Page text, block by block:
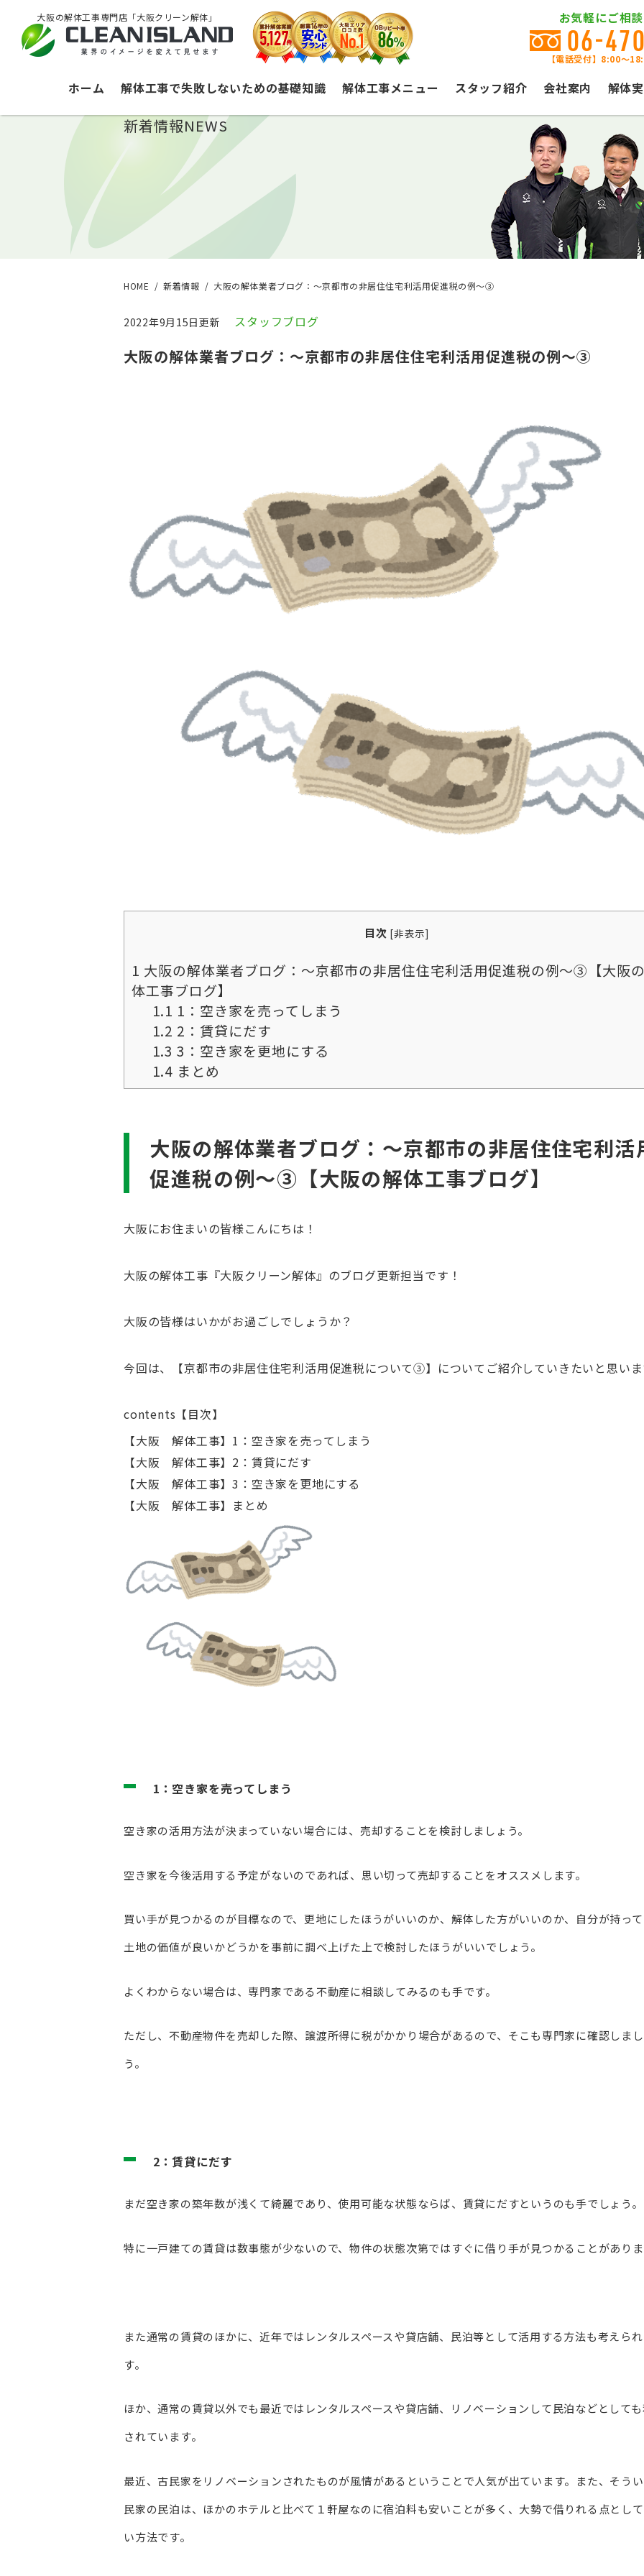
大阪の解体工事専門店「大阪クリーン解体」 お気軽にご相
06-
【電話受付】8:00〜
ホーム 解体工事で失敗しないための基礎知識 解体工事メニュー スタッフ紹介 会社案内 解体
新着情報NEWS
HOME 新着情報 大阪の解体業者ブログ：～京都市の非居住住宅利活用促進税の例～③
2022年9月15日更新 スタッフブログ
大阪の解体業者ブログ：～京都市の非居住住宅利活用促進税の例～③
目次 [非表示]
1 大阪の解体業者ブログ：～京都市の非居住住宅利活用促進税の例～③【大阪
体工事ブログ】
1.1 1：空き家を売ってしまう
1.2 2：賃貸にだす
1.3 3：空き家を更地にする
1.4 まとめ
大阪の解体業者ブログ：～京都市の非居住住宅利活
促進税の例～③【大阪の解体工事ブログ】
大阪にお住まいの皆様こんにちは！
大阪の解体工事『大阪クリーン解体』のブログ更新担当です！
大阪の皆様はいかがお過ごしでしょうか？
今回は、【京都市の非居住住宅利活用促進税について③】についてご紹介していきたいと思い
contents【目次】
【大阪 解体工事】1：空き家を売ってしまう
【大阪 解体工事】2：賃貸にだす
【大阪 解体工事】3：空き家を更地にする
【大阪 解体工事】まとめ
1：空き家を売ってしまう
空き家の活用方法が決まっていない場合には、売却することを検討しましょう。
空き家を今後活用する予定がないのであれば、思い切って売却することをオススメします。
買い手が見つかるのが目標なので、更地にしたほうがいいのか、解体した方がいいのか、自分が持っ
土地の価値が良いかどうかを事前に調べ上げた上で検討したほうがいいでしょう。
よくわからない場合は、専門家である不動産に相談してみるのも手です。
ただし、不動産物件を売却した際、譲渡所得に税がかかり場合があるので、そこも専門家に確認しま
う。
2：賃貸にだす
まだ空き家の築年数が浅くて綺麗であり、使用可能な状態ならば、賃貸にだすというのも手でしょう。
特に一戸建ての賃貸は数事態が少ないので、物件の状態次第ではすぐに借り手が見つかることがあり
また通常の賃貸のほかに、近年ではレンタルスペースや貸店舗、民泊等として活用する方法も考えら
す。
ほか、通常の賃貸以外でも最近ではレンタルスペースや貸店舗、リノベーションして民泊などとして
されています。
最近、古民家をリノベーションされたものが風情があるということで人気が出ています。また、そう
民家の民泊は、ほかのホテルと比べて１軒屋なのに宿泊料も安いことが多く、大勢で借りれる点とし
い方法です。